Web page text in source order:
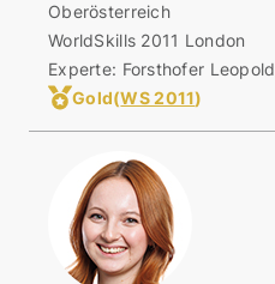
Oberösterreich
WorldSkills 2011 London
Experte: Forsthofer Leopold
Gold(WS 2011)